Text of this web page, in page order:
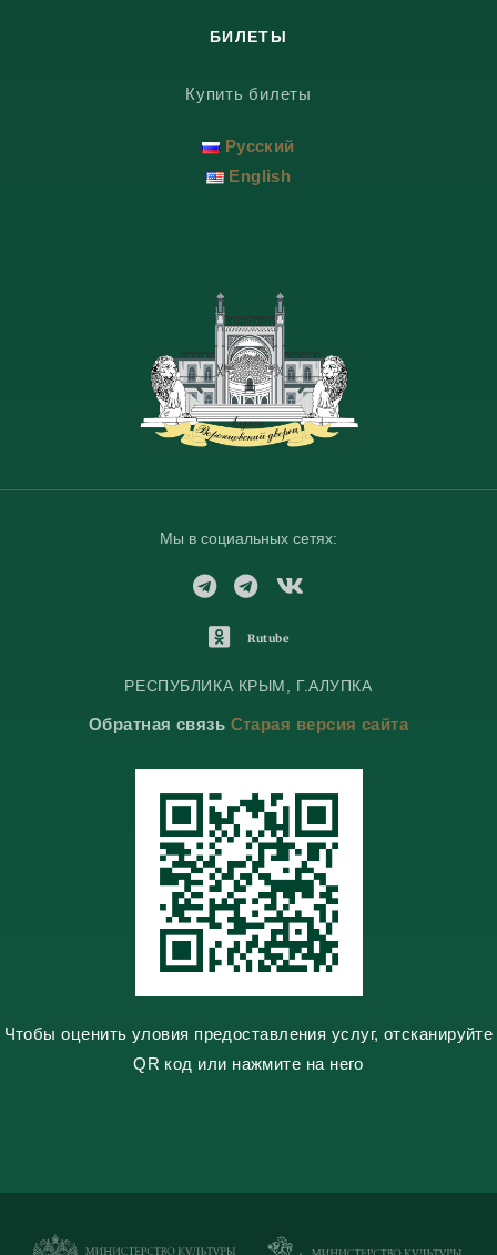
Мы в социальных сетях:
T
l
g
a
T
l
g
a
t
k
n
k
s
s
n
i
k
i
Rutube
РЕСПУБЛИКА КРЫМ, Г.АЛУПКА
Обратная связь Старая версия сайта
Чтобы оценить уловия предоставления услуг, отсканируйте
QR код или нажмите на него
БИЛЕТЫ
Купить билеты
Русский
English